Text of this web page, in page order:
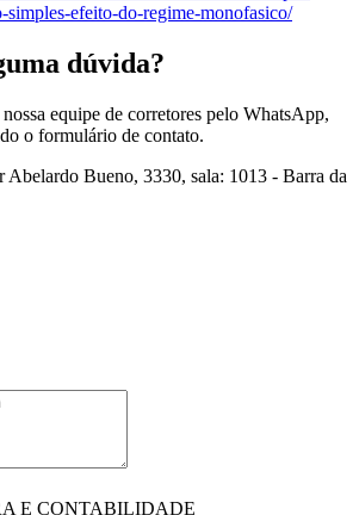
simples-efeito-do-regime-monofasico/
dúvida?
equipe de corretores pelo WhatsApp,
o formulário de contato.
Abelardo Bueno, 3330, sala: 1013 - Barra da